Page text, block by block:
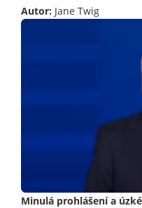
Autor: Jane Twig
Minulá prohlášení a